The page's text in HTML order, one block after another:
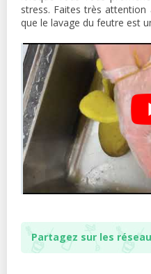
stress. Faites très attention
que le lavage du feutre est
Partagez sur les